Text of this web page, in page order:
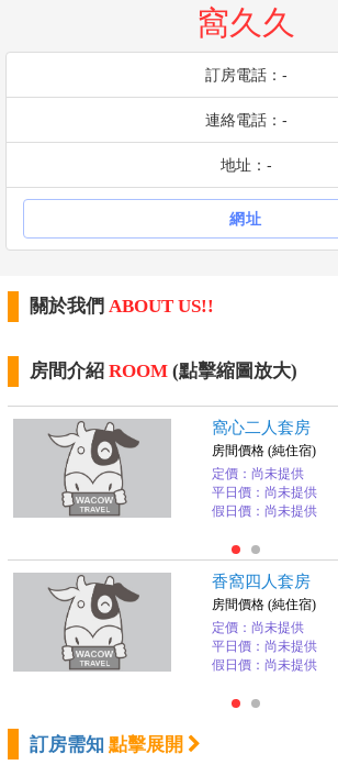
窩久久
訂房電話：-
連絡電話：-
地址：-
網址
關於我們 ABOUT US!!
房間介紹 ROOM (點擊縮圖放大)
窩心二人套房
房間價格 (純住宿)
定價：尚未提供
平日價：尚未提供
假日價：尚未提供
香窩四人套房
房間價格 (純住宿)
定價：尚未提供
平日價：尚未提供
假日價：尚未提供
訂房需知 點擊展開